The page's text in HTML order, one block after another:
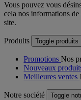
Vous pouvez vous
cela nos informations
site.
Produits Toggle produits
Promotions Nos
Nouveaux
Meilleures ventes
Notre société Toggle